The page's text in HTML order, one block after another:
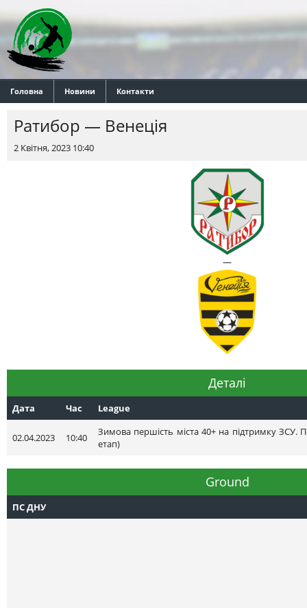
Головна Новини Контакти
Ратибор — Венеція
2 Квітня, 2023 10:40
—
Деталі
Дата Час League
02.04.2023 10:40
Зимова першість міста 40+ на підтримку ЗСУ.
етап)
Ground
ПС ДНУ